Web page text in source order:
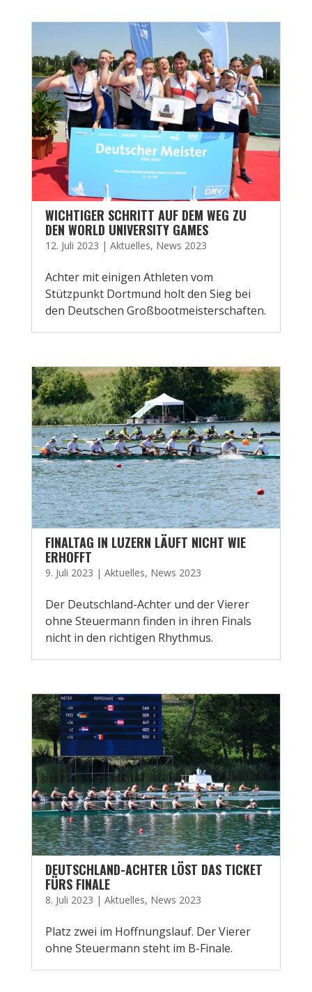
WICHTIGER SCHRITT AUF DEM WEG ZU
DEN WORLD UNIVERSITY GAMES
12. Juli 2023 | Aktuelles, News 2023
Achter mit einigen Athleten vom
Stützpunkt Dortmund holt den Sieg bei
den Deutschen Großbootmeisterschaften.
FINALTAG IN LUZERN LÄUFT NICHT WIE
ERHOFFT
9. Juli 2023 | Aktuelles, News 2023
Der Deutschland-Achter und der Vierer
ohne Steuermann finden in ihren Finals
nicht in den richtigen Rhythmus.
DEUTSCHLAND-ACHTER LÖST DAS TICKET
FÜRS FINALE
8. Juli 2023 | Aktuelles, News 2023
Platz zwei im Hoffnungslauf. Der Vierer
ohne Steuermann steht im B-Finale.